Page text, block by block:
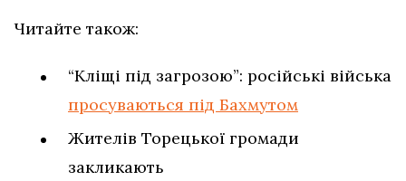
Читайте також:
“Кліщі під загрозою”: російські війська
просуваються під Бахмутом
Жителів Торецької громади
закликають